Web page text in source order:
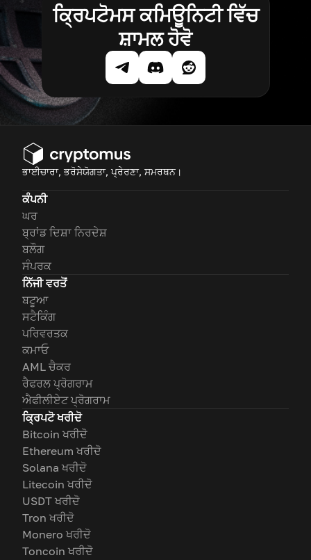
ਕ੍ਰਿਪਟੋਮਸ ਕਮਿਊਨਿਟੀ ਵਿੱਚ
ਸ਼ਾਮਲ ਹੋਵੋ
ਭਾਈਚਾਰਾ, ਭਰੋਸੇਯੋਗਤਾ, ਪ੍ਰੇਰਣਾ, ਸਮਰਥਨ।
ਕੰਪਨੀ
ਘਰ
ਬ੍ਰਾਂਡ ਦਿਸ਼ਾ ਨਿਰਦੇਸ਼
ਬਲੌਗ
ਸੰਪਰਕ
ਨਿੱਜੀ ਵਰਤੋਂ
ਬਟੂਆ
ਸਟੈਕਿੰਗ
ਪਰਿਵਰਤਕ
ਕਮਾਓ
AML ਚੈਕਰ
ਰੈਫਰਲ ਪ੍ਰੋਗਰਾਮ
ਐਫੀਲੀਏਟ ਪ੍ਰੋਗਰਾਮ
ਕ੍ਰਿਪਟੋ ਖਰੀਦੋ
Bitcoin ਖਰੀਦੋ
Ethereum ਖਰੀਦੋ
Solana ਖਰੀਦੋ
Litecoin ਖਰੀਦੋ
USDT ਖਰੀਦੋ
Tron ਖਰੀਦੋ
Monero ਖਰੀਦੋ
Toncoin ਖਰੀਦੋ